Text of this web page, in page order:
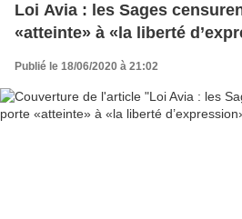
Loi Avia : les Sages
«atteinte» à «la liberté
Publié le 18/06/2020 à 21:02